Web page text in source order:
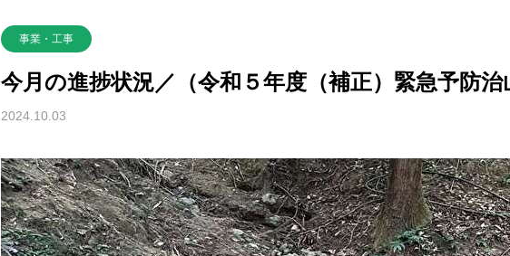
事業・工事
今月の進捗状況／（令和５年度（補正）緊急予防
2024.10.03